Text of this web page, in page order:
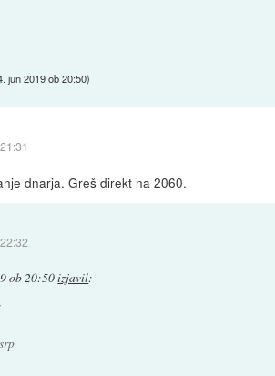
jun 2019 ob 20:50)
dnarja. Greš direkt na 2060.
ob 20:50izjavil: